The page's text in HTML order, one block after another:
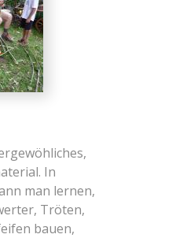
In
man lernen,
Tröten,
bauen,